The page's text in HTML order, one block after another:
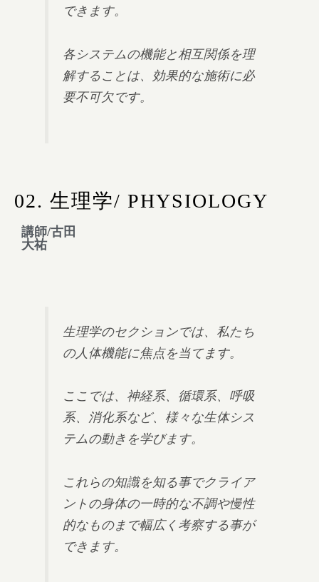
できます。
各システムの機能と相互関係を理
解することは、効果的な施術に必
要不可欠です。
02. 生理学/ PHYSIOLOGY
講師/古田
大祐
生理学のセクションでは、私たち
の人体機能に焦点を当てます。
ここでは、神経系、循環系、呼吸
系、消化系など、様々な生体シス
テムの動きを学びます。
これらの知識を知る事でクライア
ントの身体の一時的な不調や慢性
的なものまで幅広く考察する事が
できます。